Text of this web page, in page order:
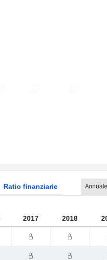
Ratio finanziarie Annuale
2017 2018